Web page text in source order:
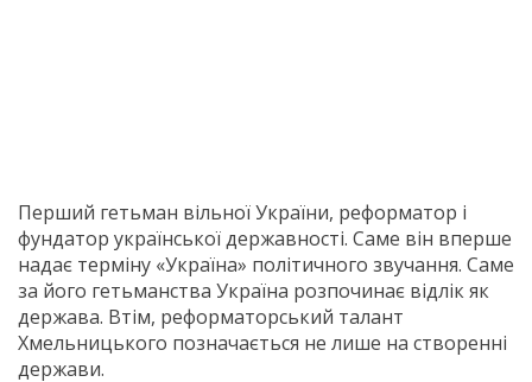
Перший гетьман вільної України, реформатор і
фундатор української державності. Саме він вперше
надає терміну «Україна» політичного звучання. Саме
за його гетьманства Україна розпочинає відлік як
держава. Втім, реформаторський талант
Хмельницького позначається не лише на створенні
держави.